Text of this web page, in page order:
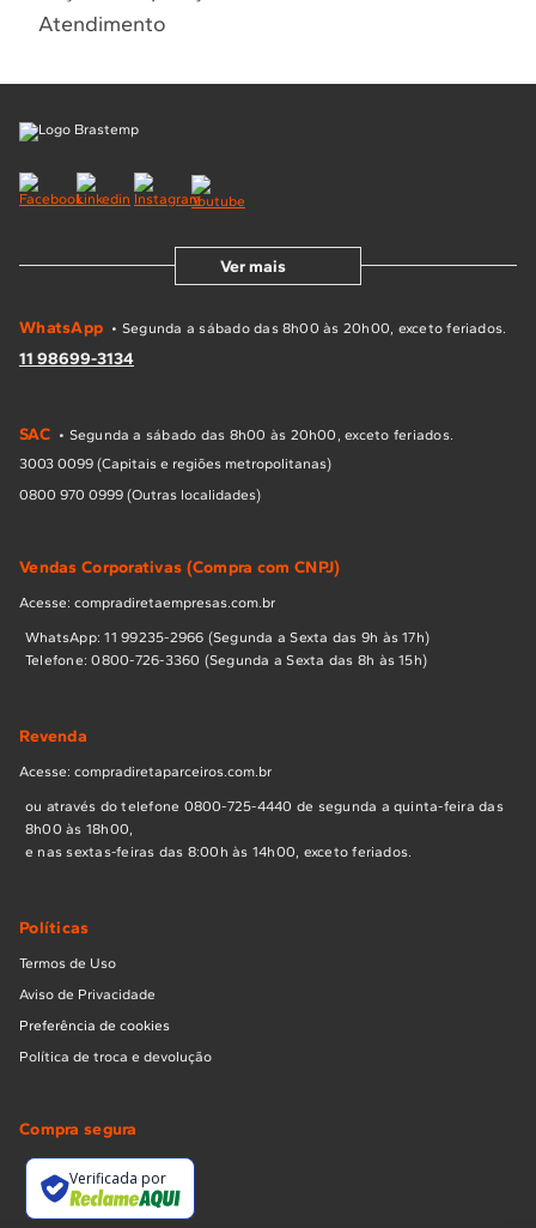
Atendimento
Ver mais
WhatsApp • Segunda a sábado das 8h00 às 20h00, exceto feriados.
11 98699-3134
SAC • Segunda a sábado das 8h00 às 20h00, exceto feriados.
3003 0099 (Capitais e regiões metropolitanas)
0800 970 0999 (Outras localidades)
Vendas Corporativas (Compra com CNPJ)
Acesse: compradiretaempresas.com.br
WhatsApp: 11 99235-2966 (Segunda a Sexta das 9h às 17h)
Telefone: 0800-726-3360 (Segunda a Sexta das 8h às 15h)
Revenda
Acesse: compradiretaparceiros.com.br
ou através do telefone 0800-725-4440 de segunda a quinta-feira das
8h00 às 18h00,
e nas sextas-feiras das 8:00h às 14h00, exceto feriados.
Políticas
Termos de Uso
Aviso de Privacidade
Preferência de cookies
Política de troca e devolução
Compra segura
Verificada por